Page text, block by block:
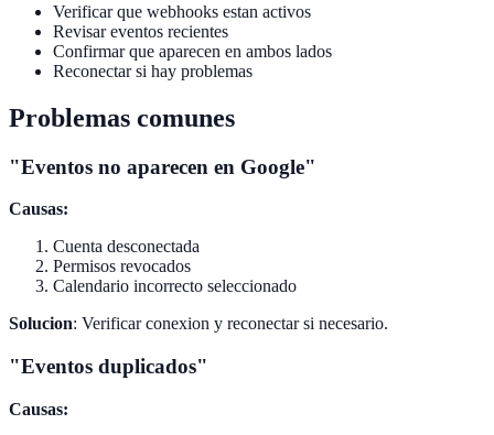
Verificar que webhooks estan activos
Revisar eventos recientes
Confirmar que aparecen en ambos lados
Reconectar si hay problemas
Problemas comunes
"Eventos no aparecen en Google"
Causas:
Cuenta desconectada
Permisos revocados
Calendario incorrecto seleccionado
Solucion: Verificar conexion y reconectar si necesario.
"Eventos duplicados"
Causas: